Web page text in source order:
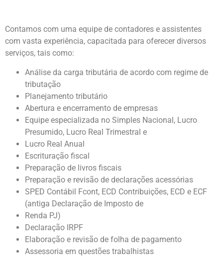
Contamos com uma equipe de contadores e assistentes
com vasta experiência, capacitada para oferecer diversos
serviços, tais como:
Análise da carga tributária de acordo com regime de
tributação
Planejamento tributário
Abertura e encerramento de empresas
Equipe especializada no Simples Nacional, Lucro
Presumido, Lucro Real Trimestral e
Lucro Real Anual
Escrituração fiscal
Preparação de livros fiscais
Preparação e revisão de declarações acessórias
SPED Contábil Fcont, ECD Contribuições, ECD e ECF
(antiga Declaração de Imposto de
Renda PJ)
Declaração IRPF
Elaboração e revisão de folha de pagamento
Assessoria em questões trabalhistas